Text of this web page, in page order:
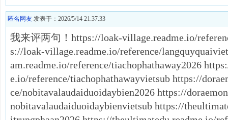
匿名网友 发表于：2026/5/14 21:37:33
我来评两句！https://loak-village.readme.io/
s://loak-village.readme.io/reference/
am.readme.io/reference/tiachophathaway2026
e.io/reference/tiachophathawayvietsub https://
ce/nobitavalaudaiduoidaybien2026 https://
nobitavalaudaiduoidaybienvietsub https://